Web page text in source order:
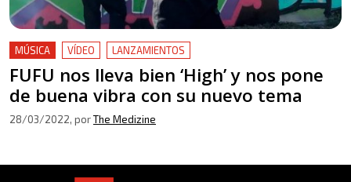
MÚSICA VÍDEO LANZAMIENTOS
FUFU nos lleva bien ‘High’ y nos pone
de buena vibra con su nuevo tema
28/03/2022, porThe Medizine